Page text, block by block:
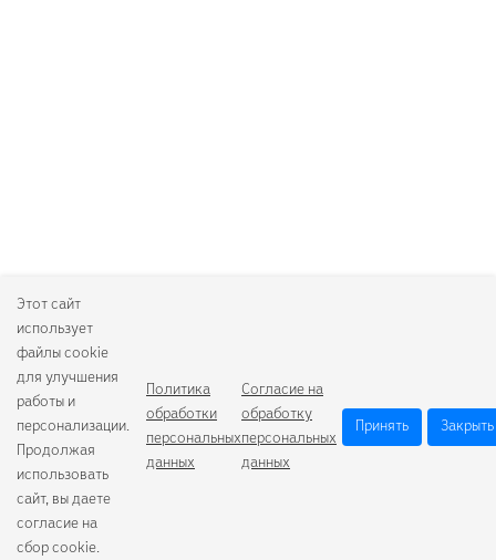
Этот сайт
использует
файлы cookie
для улучшения
работы и
персонализации.
Продолжая
использовать
сайт, вы даете
согласие на
сбор cookie.
Политика
обработки
персональных
данных
Согласие на
обработку
персональных
данных
Принять Закрыть